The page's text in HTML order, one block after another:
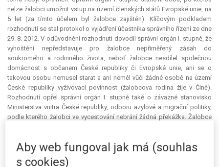
nelze žalobci umožnit vstup na území členských států Evropské unie, na
5 let (za tímto účelem byl žalobce zajištěn). Klíčovým podkladem
rozhodnutí se stal protokol o vyjádření účastníka správního řízení ze dne
29. 8. 2012. V odůvodnění rozhodnutí dovodil správní orgán I. stupně, že
vyhoštění nepředstavuje pro žalobce nepřiměřený zásah do
soukromého a rodinného života, neboť žalobce nesdílel společnou
domácnost s občanem České republiky či Evropské unie, ani se o
takovou osobu nemusel starat a ani neměl vůči žádné osobě na území
České republiky vyživovací povinnost (žalobcova rodina žije v Číně).
Rozhodnutí opřel správní orgán I. stupně také o závazné stanovisko
Ministerstva vnitra České republiky, odboru azylové a migrační politiky,
podle kterého žalobci ve vycestování nebrání žádná překážka. Žalobce
do Číny jako jeho domovského státu.
V odvolání proti rozhodnutí správního orgánu I. stupně a v jeho
Aby web fungoval jak má (souhlas
s cookies)